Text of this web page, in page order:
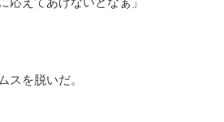
スを脱いだ。